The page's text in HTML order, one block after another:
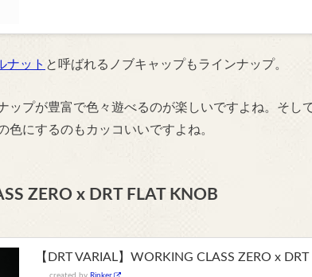
ナット と呼ばれるノブキャップもラインナップ。
ップが豊富で色々遊べるのが楽しいですよね。そし
色にするのもカッコいいですよね。
ZERO x DRT FLAT KNOB
【DRT VARIAL】WORKING CLASS ZERO x